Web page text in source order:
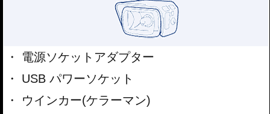
電源ソケットアダプター
USB パワーソケット
ウインカー(ケラーマン)